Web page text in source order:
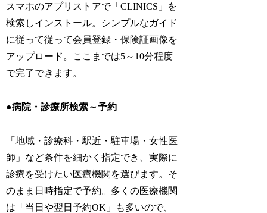
スマホのアプリストアで「CLINICS」を
検索しインストール。シンプルなガイド
に従って従って会員登録・保険証画像を
アップロード。ここまでは5～10分程度
で完了できます。
●病院・診療所検索～予約
「地域・診療科・駅近・駐車場・女性医
師」など条件を細かく指定でき、実際に
診療を受けたい医療機関を選びます。そ
のまま日時指定で予約。多くの医療機関
は「当日や翌日予約OK」も多いので、